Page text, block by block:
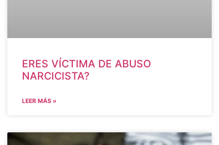
ERES VÍCTIMA DE ABUSO
NARCICISTA?
LEER MÁS »